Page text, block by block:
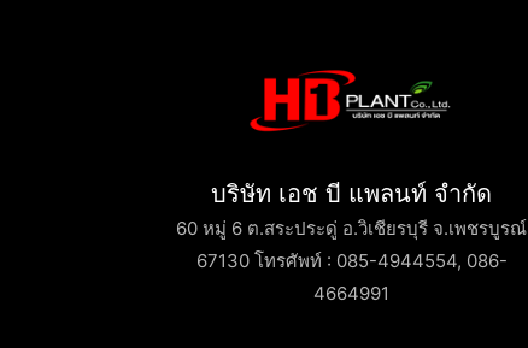
บริษัท เอช บี แพลนท์ จำกัด
60 หมู่ 6 ต.สระประดู่ อ.วิเชียรบุรี จ.เพชรบูรณ์
67130 โทรศัพท์ : 085-4944554, 086-
4664991